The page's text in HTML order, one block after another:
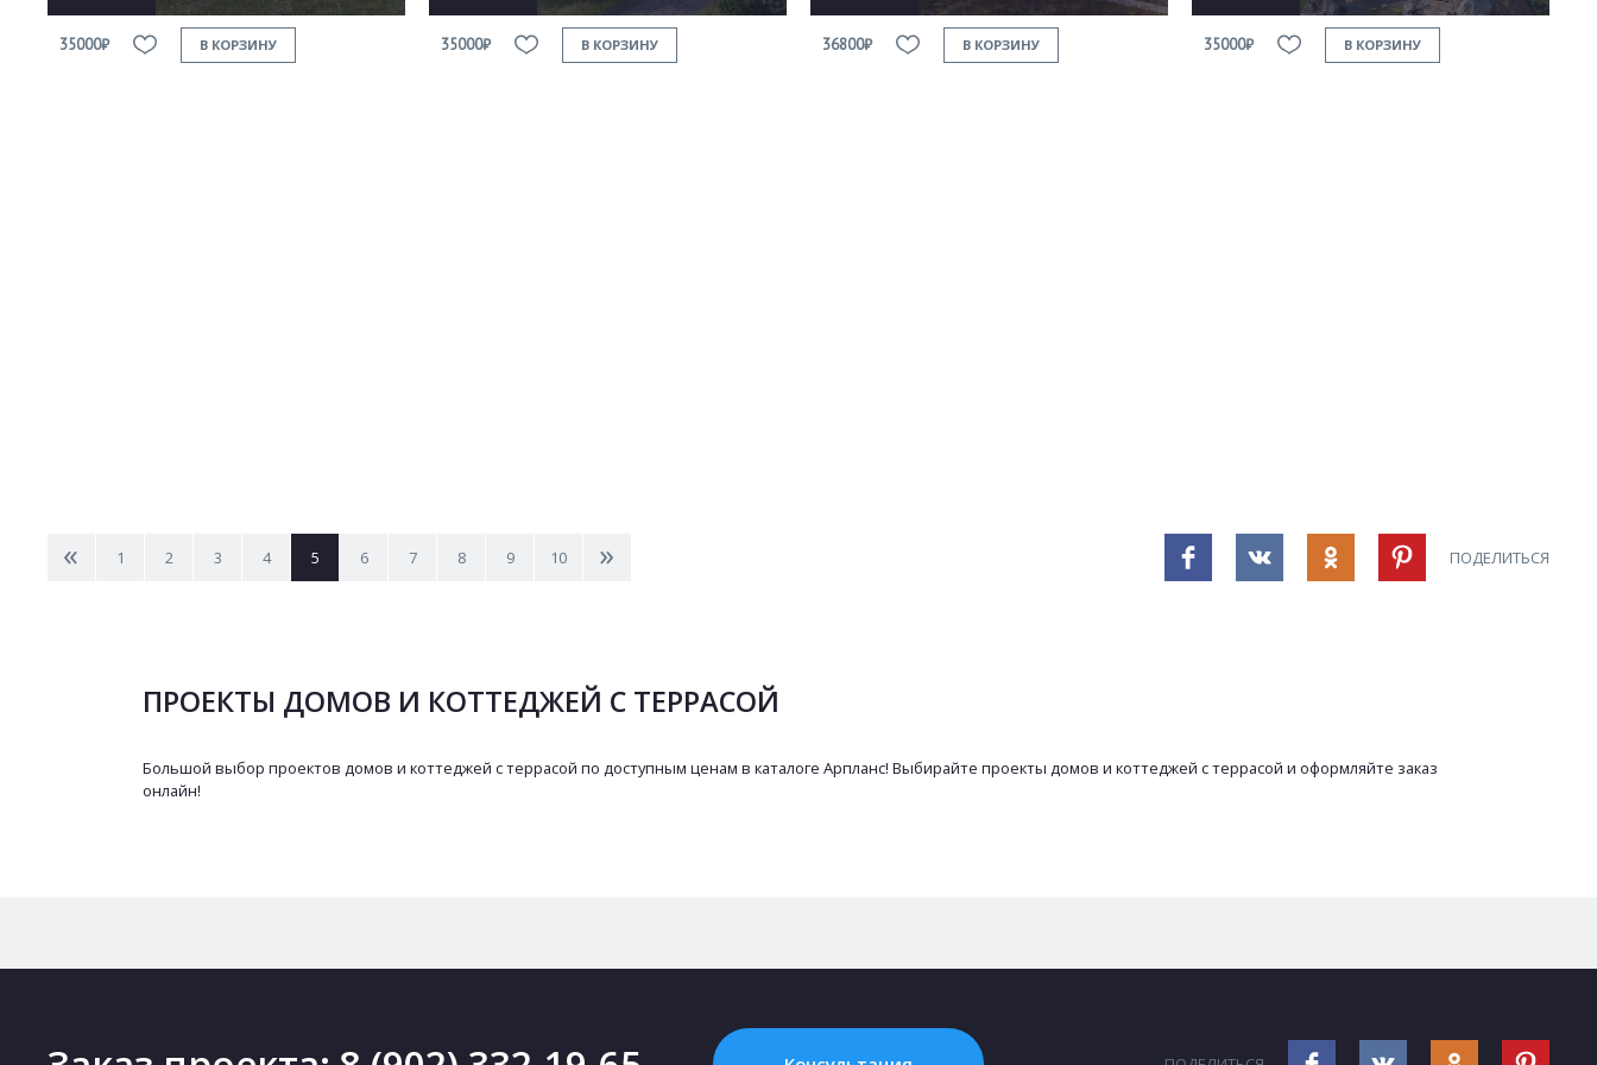
35000₽ В КОРЗИНУ 35000₽ В КОРЗИНУ 36800₽ В КОРЗИНУ 35000₽ В КОРЗИНУ
< 1 2 3 4 5 6 7 8 9 10 > ПОДЕЛИТЬСЯ
ПРОЕКТЫ ДОМОВ И КОТТЕДЖЕЙ С ТЕРРАСОЙ
Большой выбор проектов домов и коттеджей с террасой по доступным ценам в каталоге Арпланс! Выбирайте проекты домов и коттеджей с террасой и оформляйте заказ
онлайн!